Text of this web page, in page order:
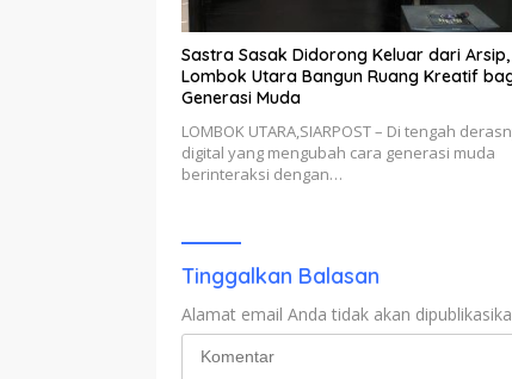
Sastra Sasak Didorong Keluar dari Arsip,
Lombok Utara Bangun Ruang Kreatif
Generasi Muda
LOMBOK UTARA,SIARPOST – Di tengah
digital yang mengubah cara generasi muda
berinteraksi dengan…
Tinggalkan Balasan
Alamat email Anda tidak akan